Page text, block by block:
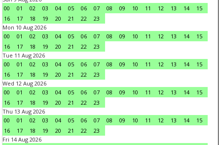
00
01 02 03 04 05 06 07 08 09 10 11 12 13 14
15
16
17 18 19 20 21 22
23
Mon 10 Aug 2026
00
01 02 03 04 05 06 07 08 09 10 11 12 13 14
15
16
17 18 19 20 21 22
23
Tue 11 Aug 2026
00
01 02 03 04 05 06 07 08 09 10 11 12 13 14
15
16
17 18 19 20 21 22
23
Wed 12 Aug 2026
00
01 02 03 04 05 06 07 08 09 10 11 12 13 14
15
16
17 18 19 20 21 22
23
Thu 13 Aug 2026
00
01 02 03 04 05 06 07 08 09 10 11 12 13 14
15
16
17 18 19 20 21 22
23
Fri 14 Aug 2026